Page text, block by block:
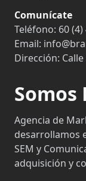
Comunícate
Teléfono: 60
Email:
Dirección:
Somos
Agencia de
desarrollamos
SEM y
adquisición y